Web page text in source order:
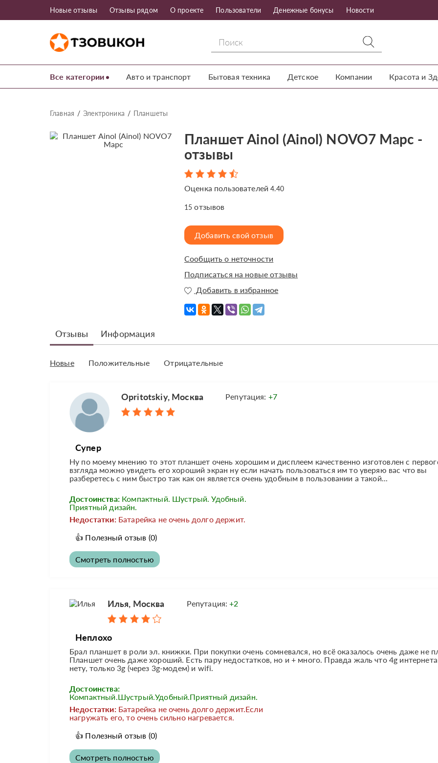
Новые отзывы Отзывы рядом О проекте Пользователи Денежные бонусы Новости
Все категории Авто и транспорт Бытовая техника Детское Компании Красота и
Главная Электроника Планшеты
Планшет Ainol (Ainol) NOVO7 Марс -
отзывы
Оценка пользователей4.40
15 отзывов
Добавить свой отзыв
Сообщить о неточности
Подписаться на новые отзывы
Добавить в избранное
Отзывы Информация
Новые Положительные Отрицательные
Opritotskiy, Москва Репутация: +7
Супер
Ну по моему мнению то этот планшет очень хорошим и дисплеем качественно изготовлен с
взгляда можно увидеть его хороший экран ну если начать пользоваться им то уверяю вас что вы
разберетесь с ним быстро так как он является очень удобным в пользовании а такой...
Достоинства: Компактный. Шустрый. Удобный.
Приятный дизайн.
Недостатки: Батарейка не очень долго держит.
👍 Полезный отзыв (0)
Смотреть полностью
Илья, Москва Репутация:+2
Неплохо
Брал планшет в роли эл. книжки. При покупки очень сомневался, но всё оказалось очень даже не
Планшет очень даже хороший. Есть пару недостатков, но и + много. Правда жаль что 4g
нету, только 3g (через 3g-модем) и wifi.
Достоинства:
Компактный.Шустрый.Удобный.Приятный дизайн.
Недостатки: Батарейка не очень долго держит.Если
нагружать его, то очень сильно нагревается.
👍 Полезный отзыв (0)
Смотреть полностью